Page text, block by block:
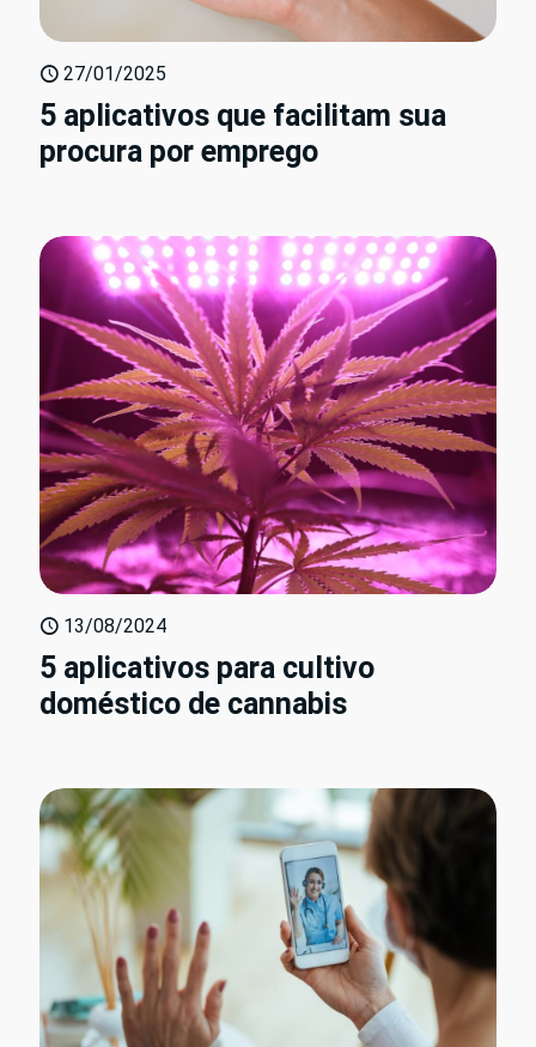
27/01/2025
5 aplicativos que facilitam sua
procura por emprego
13/08/2024
5 aplicativos para cultivo
doméstico de cannabis